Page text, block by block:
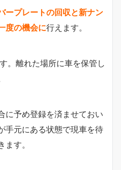
ープレートの回収と新ナン
度の機会に行えます。
。離れた場所に車を保管し
に予め登録を済ませておい
手元にある状態で現車を待
す。